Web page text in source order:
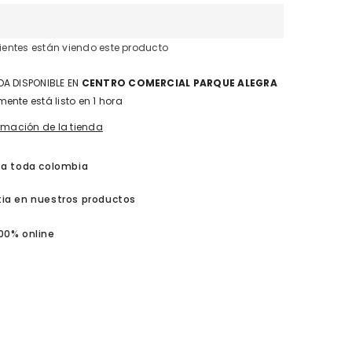
están viendo este producto
DISPONIBLE EN CENTRO COMERCIAL PARQUE ALEGRA
está listo en 1 hora
de la tienda
a toda colombia
en nuestros productos
online